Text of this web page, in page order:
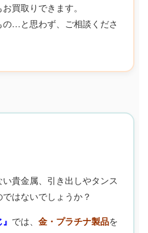
買取りできます。
…と思わず、ご相談くださ
貴金属、引き出しやタンス
はないでしょうか？
では、 金・プラチナ製品を